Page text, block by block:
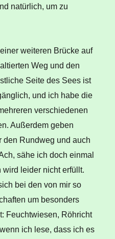
natürlich, um zu
weiteren Brücke auf
Weg und den
Seite des Sees ist
und ich habe die
verschiedenen
Außerdem geben
den Rundweg und auch
sähe ich doch einmal
leider nicht erfüllt.
bei den von mir so
um besonders
Feuchtwiesen, Röhricht
ich lese, dass ich es